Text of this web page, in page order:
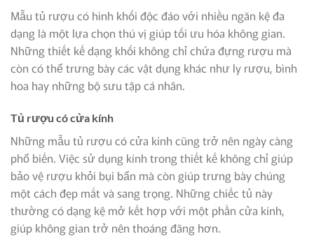
Mẫu tủ rượu có hình khối độc đáo với nhiều ngăn kệ đa
dạng là một lựa chọn thú vị giúp tối ưu hóa không gian.
Những thiết kế dạng khối không chỉ chứa đựng rượu mà
còn có thể trưng bày các vật dụng khác như ly rượu, bình
hoa hay những bộ sưu tập cá nhân.
Tủ rượu có cửa kính
Những mẫu tủ rượu có cửa kính cũng trở nên ngày càng
phổ biến. Việc sử dụng kính trong thiết kế không chỉ giúp
bảo vệ rượu khỏi bụi bẩn mà còn giúp trưng bày chúng
một cách đẹp mắt và sang trọng. Những chiếc tủ này
thường có dạng kệ mở kết hợp với một phần cửa kính,
giúp không gian trở nên thoáng đãng hơn.